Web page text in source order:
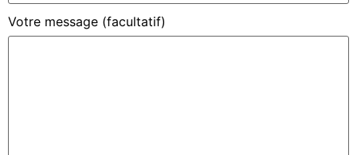
Votre message (facultatif)